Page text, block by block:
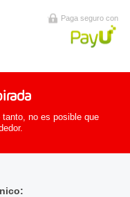
Paga seguro con
no es posible que
: